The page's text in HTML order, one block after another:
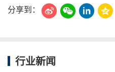
分享到：
行业新闻